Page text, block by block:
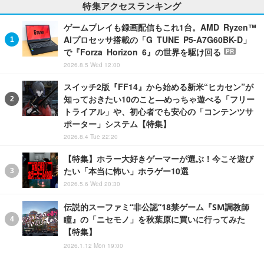
特集アクセスランキング
ゲームプレイも録画配信もこれ1台。AMD Ryzen™
AIプロセッサ搭載の「G TUNE P5-A7G60BK-D」
で『Forza Horizon 6』の世界を駆け回る
PR
2026.8.5 Wed 12:00
スイッチ2版『FF14』から始める新米“ヒカセン”が
知っておきたい10のこと―めっちゃ遊べる「フリー
トライアル」や、初心者でも安心の「コンテンツサ
ポーター」システム【特集】
2026.8.4 Tue 22:20
【特集】ホラー大好きゲーマーが選ぶ！今こそ遊び
たい「本当に怖い」ホラゲー10選
2026.5.6 Wed 20:30
伝説的スーファミ“非公認”18禁ゲーム『SM調教師
瞳』の「ニセモノ」を秋葉原に買いに行ってみた
【特集】
2026.1.12 Mon 19:00